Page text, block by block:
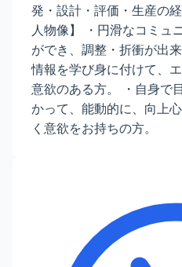
発・設計・評価・生産の
人物像】 ・円滑なコミュ
ができ、調整・折衝が出
情報を学び身に付けて、
意欲のある方。 ・自身で
かって、能動的に、向上
く意欲をお持ちの方。